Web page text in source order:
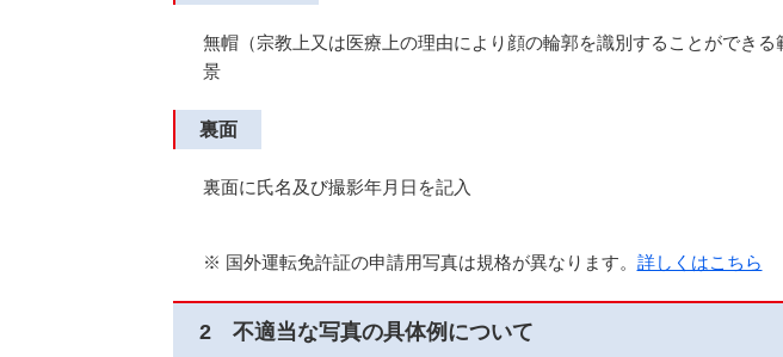
無帽（宗教上又は医療上の理由により顔の輪郭を識別することができ
景
裏面
裏面に氏名及び撮影年月日を記入
※ 国外運転免許証の申請用写真は規格が異なります。 詳しくはこちら
2 不適当な写真の具体例について